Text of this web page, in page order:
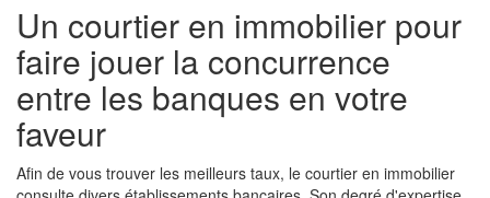
Un courtier en immobilier pour
faire jouer la concurrence
entre les banques en votre
faveur
Afin de vous trouver les meilleurs taux, le courtier en immobilier